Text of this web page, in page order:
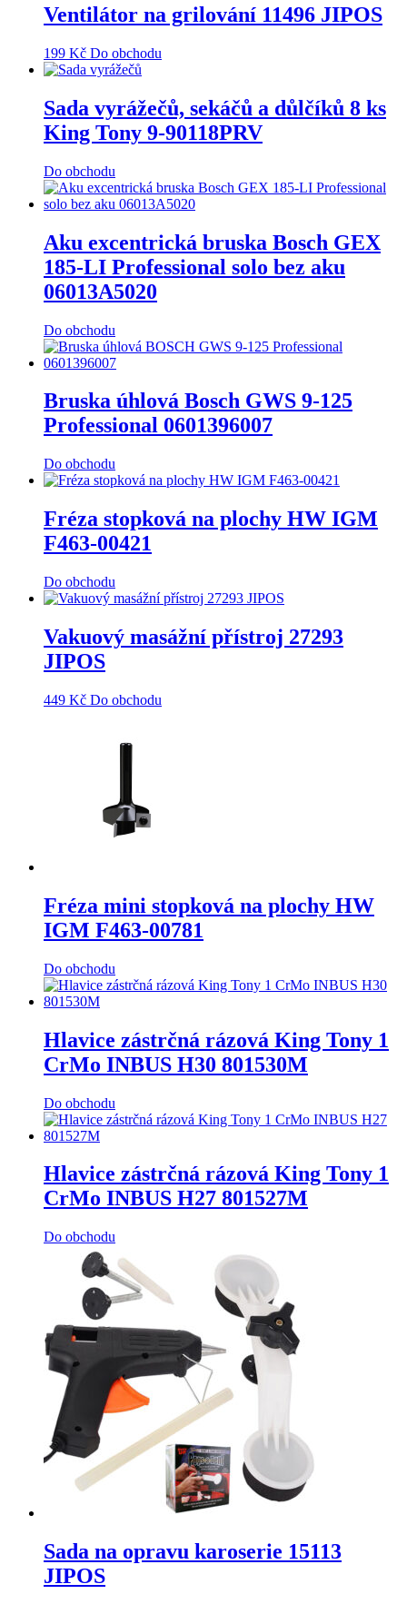
Ventilátor na grilování 11496 JIPOS
199 Kč Do obchodu
Sada vyrážečů, sekáčů a důlčíků 8 ks
King Tony 9-90118PRV
Do obchodu
Aku excentrická bruska Bosch GEX
185-LI Professional solo bez aku
06013A5020
Do obchodu
Bruska úhlová Bosch GWS 9-125
Professional 0601396007
Do obchodu
Fréza stopková na plochy HW IGM
F463-00421
Do obchodu
Vakuový masážní přístroj 27293
JIPOS
449 Kč Do obchodu
Fréza mini stopková na plochy HW
IGM F463-00781
Do obchodu
Hlavice zástrčná rázová King Tony 1
CrMo INBUS H30 801530M
Do obchodu
Hlavice zástrčná rázová King Tony 1
CrMo INBUS H27 801527M
Do obchodu
Sada na opravu karoserie 15113
JIPOS